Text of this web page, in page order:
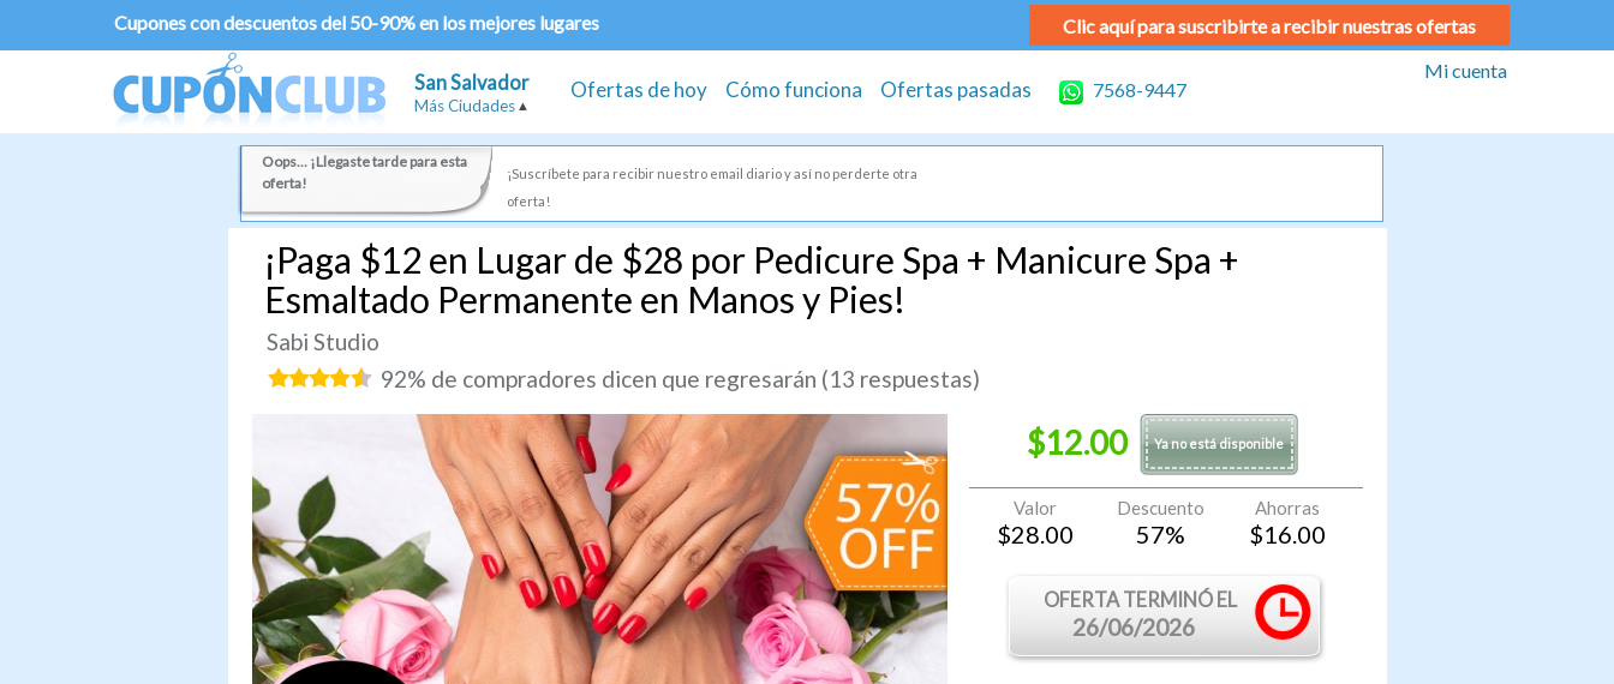
Cupones con descuentos del 50-90% en los mejores lugares Clic aquí para suscribirte a recibir nuestras ofertas
San Salvador
Más Ciudades
Ofertas de hoy Cómo funciona Ofertas pasadas 7568-9447
Mi cuenta
Oops... ¡Llegaste tarde para esta
oferta!
¡Suscríbete para recibir nuestro email diario y así no perderte otra
oferta!
¡Paga $12 en Lugar de $28 por Pedicure Spa + Manicure Spa +
Esmaltado Permanente en Manos y Pies!
Sabi Studio
92% de compradores dicen que regresarán (13 respuestas)
$12.00 Ya no está disponible
Valor
$28.00
Descuento
57%
Ahorras
$16.00
OFERTA TERMINÓ EL
26/06/2026